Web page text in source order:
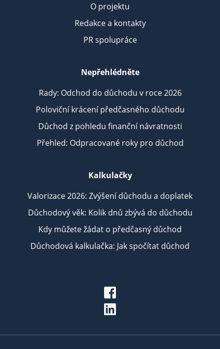
O projektu
Redakce a kontakty
PR spolupráce
Nepřehlédněte
Rady: Odchod do důchodu v roce 2026
Poloviční krácení předčasného důchodu
Důchod z pohledu finanční návratnosti
Přehled: Odpracované roky pro důchod
Kalkulačky
Valorizace 2026: Zvýšení důchodu a doplatek
Důchodový věk: Kolik dnů zbývá do důchodu
Kdy můžete žádat o předčasný důchod
Důchodová kalkulačka: Jak spočítat důchod